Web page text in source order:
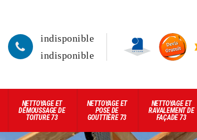
indisponible
indisponible
NETTOYAGE ET
DÉMOUSSAGE DE
TOITURE 73
NETTOYAGE ET
POSE DE
GOUTTIÈRE 73
NETTOYAGE ET
RAVALEMENT DE
FAÇADE 73